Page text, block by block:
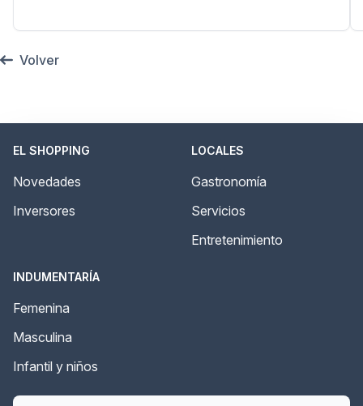
Volver
EL SHOPPING
Novedades
Inversores
LOCALES
Gastronomía
Servicios
Entretenimiento
INDUMENTARÍA
Femenina
Masculina
Infantil y niños